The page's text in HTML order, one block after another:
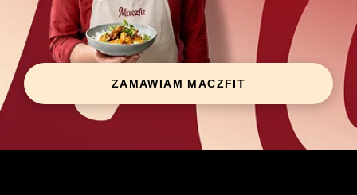
ZAMAWIAM MACZFIT